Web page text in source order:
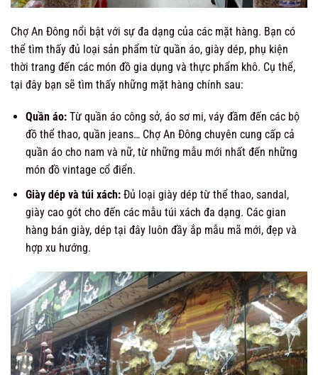
Chợ An Đông nổi bật với sự đa dạng của các mặt hàng. Bạn có
thể tìm thấy đủ loại sản phẩm từ quần áo, giày dép, phụ kiện
thời trang đến các món đồ gia dụng và thực phẩm khô. Cụ thể,
tại đây bạn sẽ tìm thấy những mặt hàng chính sau:
Quần áo:Từ quần áo công sở, áo sơ mi, váy đầm đến các bộ
đồ thể thao, quần jeans… Chợ An Đông chuyên cung cấp cả
quần áo cho nam và nữ, từ những mẫu mới nhất đến những
món đồ vintage cổ điển.
Giày dép và túi xách:Đủ loại giày dép từ thể thao, sandal,
giày cao gót cho đến các mẫu túi xách đa dạng. Các gian
hàng bán giày, dép tại đây luôn đầy ắp mẫu mã mới, đẹp và
hợp xu hướng.